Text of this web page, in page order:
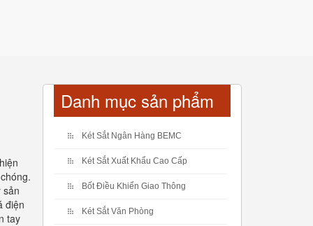
sản
điện
tay
Danh mục sản phẩm
Két Sắt Ngân Hàng BEMC
Két Sắt Xuất Khẩu Cao Cấp
Bốt Điều Khiển Giao Thông
Két Sắt Văn Phòng